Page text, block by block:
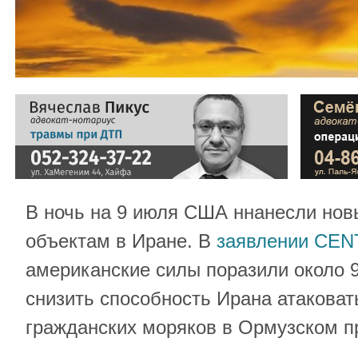
В ночь на 9 июля США ннанесли
объектам в Иране. В заявлении
американские силы поразили около
снизить способность Ирана
гражданских моряков в Ормузском